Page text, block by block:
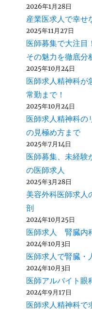
2026年1月28日
産業医求人で幸せ
2025年11月27日
医師募集で大注目
その魅力を徹底分
2025年10月24日
医師求人精神科が
常勤まで！
2025年10月24日
医師求人精神科の
の見極め方まで
2025年7月14日
医師募集、未経験
の医師求人
2025年3月28日
美容外科医師求人
剖
2024年10月25日
医師求人 腎臓内
2024年10月3日
医師求人で腎臓・
2024年10月3日
医師アルバイト眼
2024年9月17日
医師求人精神科で